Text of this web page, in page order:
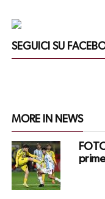
SEGUICI SU
MORE IN NEWS